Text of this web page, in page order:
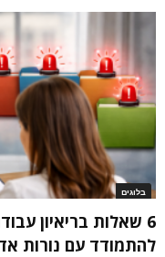
בלוגים
6 שאלות בריאיון
להתמודד עם נורות